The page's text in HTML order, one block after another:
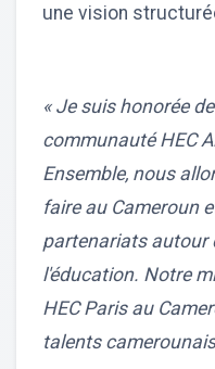
une vision
« Je suis honorée
communauté HEC
Ensemble, nous
faire au Cameroun
partenariats autour
l'éducation. Notre
HEC Paris au
talents